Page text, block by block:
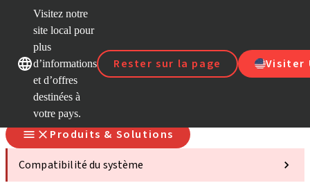
Visitez notre
site local pour
plus
d’informations
et d’offres
destinées à
votre pays.
Rester sur la page Visiter
Nos marquesNos marques
Produits & Solutions
Compatibilité du système